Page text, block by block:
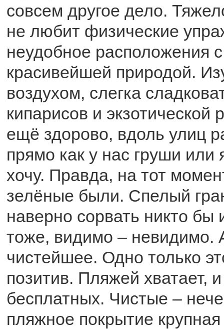
совсем другое дело.
не любит физические
неудобное расположения
красивейшей природой.
воздухом, слегка
кипарисов и экзотической
ещё здорово, вдоль улиц
прямо как у нас груши или
хочу. Правда, на тот
зелёные были. Спелый
наверно сорвать никто
тоже, видимо – невидимо.
чистейшее. Одно только
позитив. Пляжей хватает,
бесплатных. Чистые –
пляжное покрытие